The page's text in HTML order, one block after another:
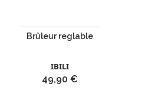
Brûleur reglable
IBILI
Prix
49,90 €